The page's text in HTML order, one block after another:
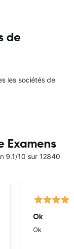
de
les sociétés de
Examens
9.1/10 sur 12840
Ok
Ok